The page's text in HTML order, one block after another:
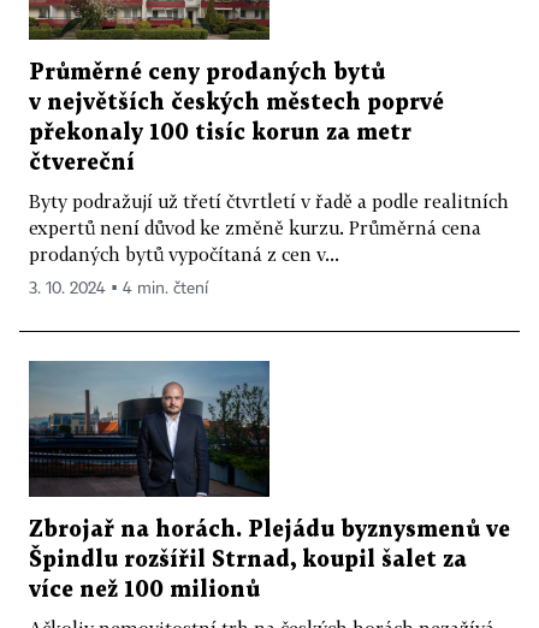
Průměrné ceny prodaných bytů
v největších českých městech poprvé
překonaly 100 tisíc korun za metr
čtvereční
Byty podražují už třetí čtvrtletí v řadě a podle realitních
expertů není důvod ke změně kurzu. Průměrná cena
prodaných bytů vypočítaná z cen v...
3. 10. 2024 ▪ 4 min. čtení
Zbrojař na horách. Plejádu byznysmenů ve
Špindlu rozšířil Strnad, koupil šalet za
více než 100 milionů